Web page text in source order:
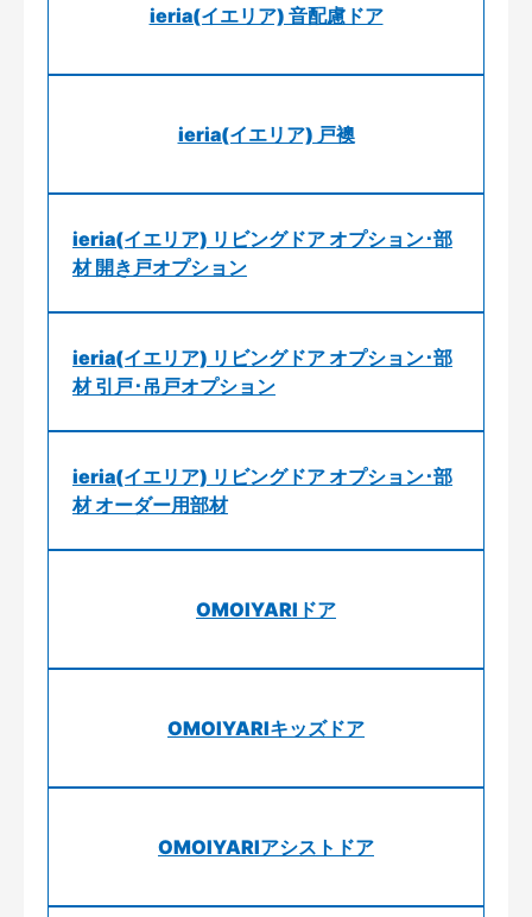
ieria(イエリア) 音配慮ドア
ieria(イエリア) 戸襖
ieria(イエリア) リビングドア オプション･部
材 開き戸オプション
ieria(イエリア) リビングドア オプション･部
材 引戸･吊戸オプション
ieria(イエリア) リビングドア オプション･部
材 オーダー用部材
OMOIYARIドア
OMOIYARIキッズドア
OMOIYARIアシストドア